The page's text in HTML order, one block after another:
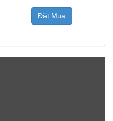
Đặt Mua